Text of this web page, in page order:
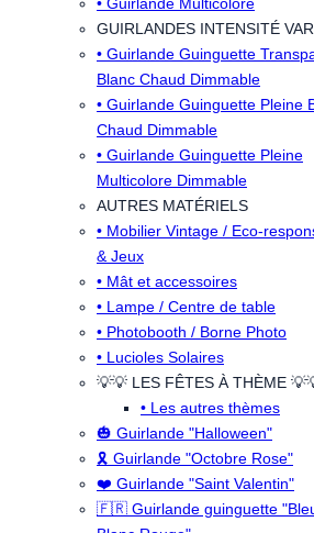
GUIRLANDES INTENSITÉ
• Guirlande Guinguette
Blanc Chaud Dimmable
• Guirlande Guinguette Pleine
Chaud Dimmable
• Guirlande Guinguette Pleine
Multicolore Dimmable
AUTRES MATÉRIELS
• Mobilier Vintage / Eco-
& Jeux
• Mât et accessoires
• Lampe / Centre de table
• Photobooth / Borne Photo
• Lucioles Solaires
💡💡 LES FÊTES À THÈME
• Les autres thèmes
🎃 Guirlande "Halloween"
🎗️ Guirlande "Octobre Rose"
❤️ Guirlande "Saint Valentin"
🇫🇷 Guirlande guinguette